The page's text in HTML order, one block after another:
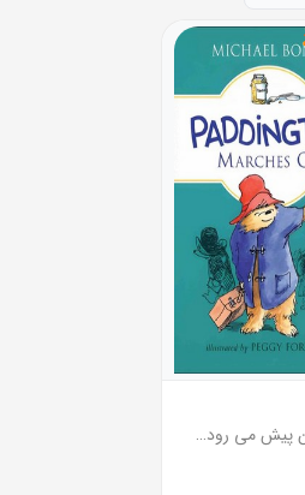
پدینگتون پیش می رود ( Paddington Marches On )